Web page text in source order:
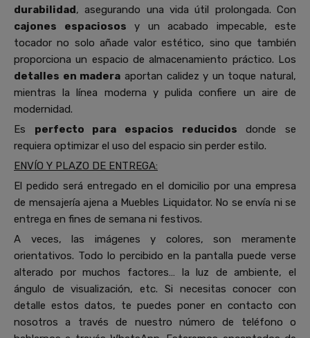
durabilidad, asegurando una vida útil prolongada. Con
cajones espaciosos y un acabado impecable, este
tocador no solo añade valor estético, sino que también
proporciona un espacio de almacenamiento práctico. Los
detalles en madera aportan calidez y un toque natural,
mientras la línea moderna y pulida confiere un aire de
modernidad.
Es perfecto para espacios reducidos donde se
requiera optimizar el uso del espacio sin perder estilo.
ENVÍO Y PLAZO DE ENTREGA:
El pedido será entregado en el domicilio por una empresa
de mensajería ajena a Muebles Liquidator. No se envía ni se
entrega en fines de semana ni festivos.
A veces, las imágenes y colores, son meramente
orientativos. Todo lo percibido en la pantalla puede verse
alterado por muchos factores… la luz de ambiente, el
ángulo de visualización, etc. Si necesitas conocer con
detalle estos datos, te puedes poner en contacto con
nosotros a través de nuestro número de teléfono o